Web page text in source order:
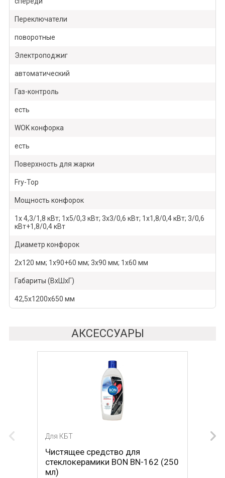
Переключатели
поворотные
Электроподжиг
автоматический
Газ-контроль
есть
WOK конфорка
есть
Поверхность для жарки
Fry-Top
Мощность конфорок
1х 4,3/1,8 кВт; 1х5/0,3 кВт; 3х3/0,6 кВт; 1х1,8/0,4 кВт; 3/0,6
кВт+1,8/0,4 кВт
Диаметр конфорок
2х120 мм; 1х90+60 мм; 3х90 мм; 1х60 мм
Габариты (ВхШхГ)
42,5х1200х650 мм
АКСЕССУАРЫ
Для КБТ
Чистящее средство для
стеклокерамики BON BN-162 (250
мл)
Для КБТ
Скребок для ухода за
стеклокерамикой BON BN-603